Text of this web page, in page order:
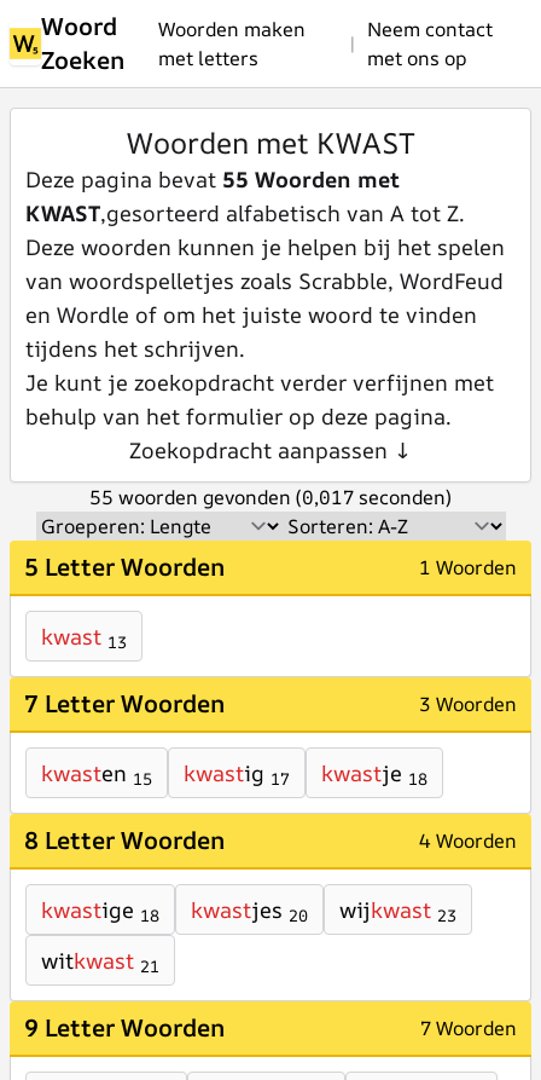
Woord
Zoeken
Woorden maken
met letters
|
Neem contact
met ons op
Woorden met KWAST
Deze pagina bevat 55 Woorden met
KWAST,gesorteerd alfabetisch van A tot Z.
Deze woorden kunnen je helpen bij het spelen
van woordspelletjes zoals Scrabble, WordFeud
en Wordle of om het juiste woord te vinden
tijdens het schrijven.
Je kunt je zoekopdracht verder verfijnen met
behulp van het formulier op deze pagina.
Zoekopdracht aanpassen ↓
55 woorden gevonden (0,017 seconden)
5 Letter Woorden 1 Woorden
kwast 13
7 Letter Woorden 3 Woorden
kwasten 15 kwastig 17 kwastje 18
8 Letter Woorden 4 Woorden
kwastige 18 kwastjes 20 wijkwast 23
witkwast 21
9 Letter Woorden 7 Woorden